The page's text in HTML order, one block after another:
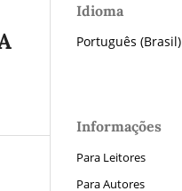
Idioma
Português (Brasil)
Informações
Para Leitores
Para Autores